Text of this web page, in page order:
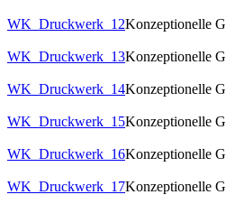
WK_Druckwerk_12Konzeptionelle
WK_Druckwerk_13Konzeptionelle
WK_Druckwerk_14Konzeptionelle
WK_Druckwerk_15Konzeptionelle
WK_Druckwerk_16Konzeptionelle
WK_Druckwerk_17Konzeptionelle